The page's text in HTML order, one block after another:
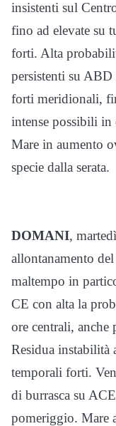
insistenti sul
fino ad elevate su
forti. Alta
persistenti su ABD
forti meridionali,
intense possibili in
Mare in aumento
specie dalla serata.
DOMANI,
allontanamento
maltempo in
CE con alta la
ore centrali, anche
Residua instabilità
temporali forti.
di burrasca su
pomeriggio. Mare